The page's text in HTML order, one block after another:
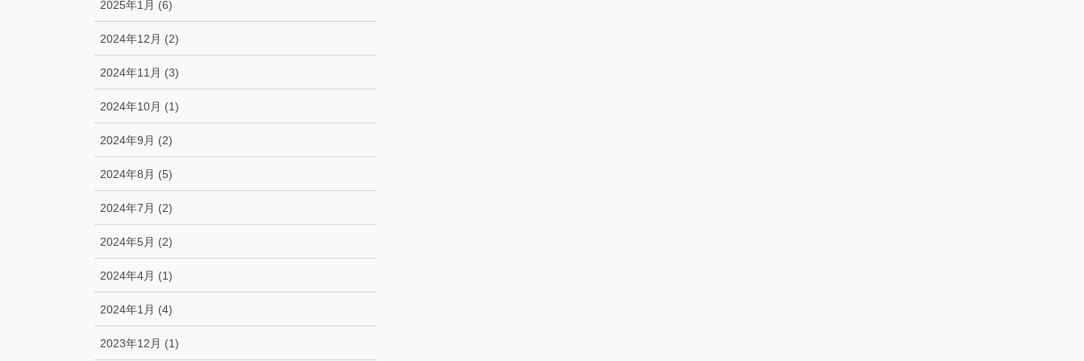
2025年1月 (6)
2024年12月 (2)
2024年11月 (3)
2024年10月 (1)
2024年9月 (2)
2024年8月 (5)
2024年7月 (2)
2024年5月 (2)
2024年4月 (1)
2024年1月 (4)
2023年12月 (1)